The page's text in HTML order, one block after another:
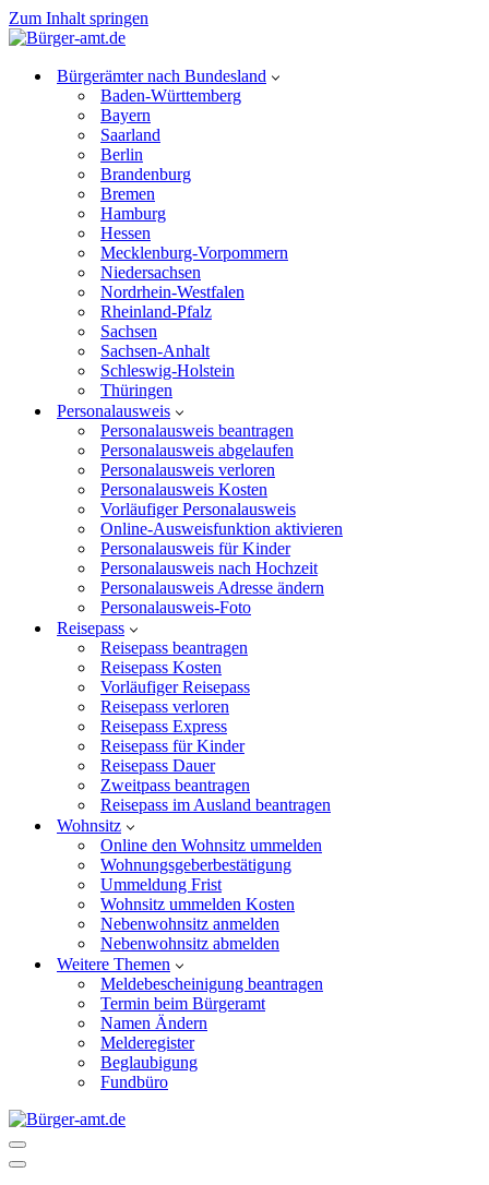
Zum Inhalt springen
Bürgerämter nach Bundesland
Baden-Württemberg
Bayern
Saarland
Berlin
Brandenburg
Bremen
Hamburg
Hessen
Mecklenburg-Vorpommern
Niedersachsen
Nordrhein-Westfalen
Rheinland-Pfalz
Sachsen
Sachsen-Anhalt
Schleswig-Holstein
Thüringen
Personalausweis
Personalausweis beantragen
Personalausweis abgelaufen
Personalausweis verloren
Personalausweis Kosten
Vorläufiger Personalausweis
Online-Ausweisfunktion aktivieren
Personalausweis für Kinder
Personalausweis nach Hochzeit
Personalausweis Adresse ändern
Personalausweis-Foto
Reisepass
Reisepass beantragen
Reisepass Kosten
Vorläufiger Reisepass
Reisepass verloren
Reisepass Express
Reisepass für Kinder
Reisepass Dauer
Zweitpass beantragen
Reisepass im Ausland beantragen
Wohnsitz
Online den Wohnsitz ummelden
Wohnungsgeberbestätigung
Ummeldung Frist
Wohnsitz ummelden Kosten
Nebenwohnsitz anmelden
Nebenwohnsitz abmelden
Weitere Themen
Meldebescheinigung beantragen
Termin beim Bürgeramt
Namen Ändern
Melderegister
Beglaubigung
Fundbüro
Navigationsmenü
Navigationsmenü